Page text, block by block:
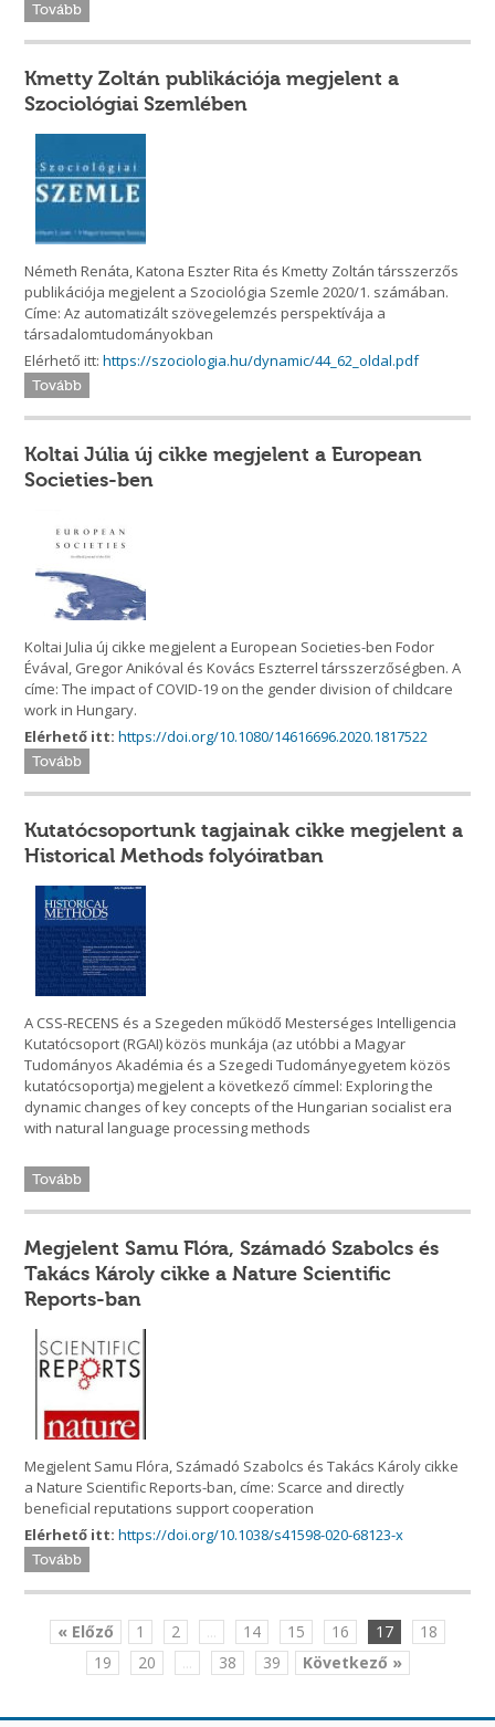
Tovább
Kmetty Zoltán publikációja megjelent a
Szociológiai Szemlében
Németh Renáta, Katona Eszter Rita és Kmetty Zoltán társszerzős
publikációja megjelent a Szociológia Szemle 2020/1. számában.
Címe: Az automatizált szövegelemzés perspektívája a
társadalomtudományokban
Elérhető itt:https://szociologia.hu/dynamic/44_62_oldal.pdf
Tovább
Koltai Júlia új cikke megjelent a European
Societies-ben
Koltai Julia új cikke megjelent a European Societies-ben Fodor
Évával, Gregor Anikóval és Kovács Eszterrel társszerzőségben. A
címe: The impact of COVID-19 on the gender division of childcare
work in Hungary.
Elérhető itt:https://doi.org/10.1080/14616696.2020.1817522
Tovább
Kutatócsoportunk tagjainak cikke megjelent a
Historical Methods folyóiratban
A CSS-RECENS és a Szegeden működő Mesterséges Intelligencia
Kutatócsoport (RGAI) közös munkája (az utóbbi a Magyar
Tudományos Akadémia és a Szegedi Tudományegyetem közös
kutatócsoportja) megjelent a következő címmel: Exploring the
dynamic changes of key concepts of the Hungarian socialist era
with natural language processing methods
Tovább
Megjelent Samu Flóra, Számadó Szabolcs és
Takács Károly cikke a Nature Scientific
Reports-ban
Megjelent Samu Flóra, Számadó Szabolcs és Takács Károly cikke
a Nature Scientific Reports-ban, címe: Scarce and directly
beneficial reputations support cooperation
Elérhető itt:https://doi.org/10.1038/s41598-020-68123-x
Tovább
« Előző 1 2 ... 14 15 16 17
18
19
20 ... 38 39 Következő »